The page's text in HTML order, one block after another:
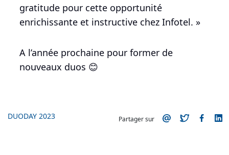
gratitude pour cette opportunité
enrichissante et instructive chez Infotel. »
A l’année prochaine pour former de
nouveaux duos 😊
DUODAY 2023 Partager sur